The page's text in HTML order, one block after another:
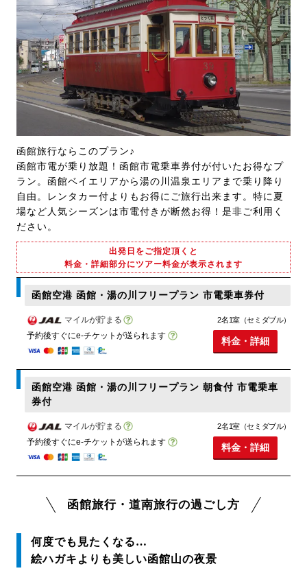
函館旅行ならこのプラン♪
函館市電が乗り放題！函館市電乗車券付が付いたお得なプ
ラン。函館ベイエリアから湯の川温泉エリアまで乗り降り
自由。レンタカー付よりもお得にご旅行出来ます。特に夏
場など人気シーズンは市電付きが断然お得！是非ご利用く
ださい。
出発日をご指定頂くと
料金・詳細部分にツアー料金が表示されます
函館空港 函館・湯の川フリープラン 市電乗車券付
マイルが貯まる
予約後すぐにe-チケットが送られます
2名1室（セミダブル）
料金・詳細
函館空港 函館・湯の川フリープラン 朝食付 市電乗車
券付
マイルが貯まる
予約後すぐにe-チケットが送られます
2名1室（セミダブル）
料金・詳細
函館旅行・道南旅行の過ごし方
何度でも見たくなる…
絵ハガキよりも美しい函館山の夜景